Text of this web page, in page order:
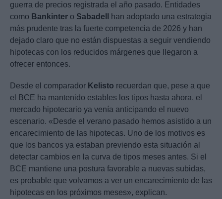
guerra de precios registrada el año pasado. Entidades
como Bankinter o Sabadell
han adoptado una estrategia
más prudente tras la fuerte competencia de 2026 y han
dejado claro que no están dispuestas a seguir vendiendo
hipotecas con los reducidos márgenes que llegaron a
ofrecer entonces.
Desde el comparador Kelisto recuerdan que, pese a que
el BCE ha mantenido estables los tipos hasta ahora, el
mercado hipotecario ya venía anticipando el nuevo
escenario. «Desde el verano pasado hemos asistido a un
encarecimiento de las hipotecas. Uno de los motivos es
que los bancos ya estaban previendo esta situación al
detectar cambios en la curva de tipos meses antes. Si el
BCE mantiene una postura favorable a nuevas subidas,
es probable que volvamos a ver un encarecimiento de las
hipotecas en los próximos meses», explican.